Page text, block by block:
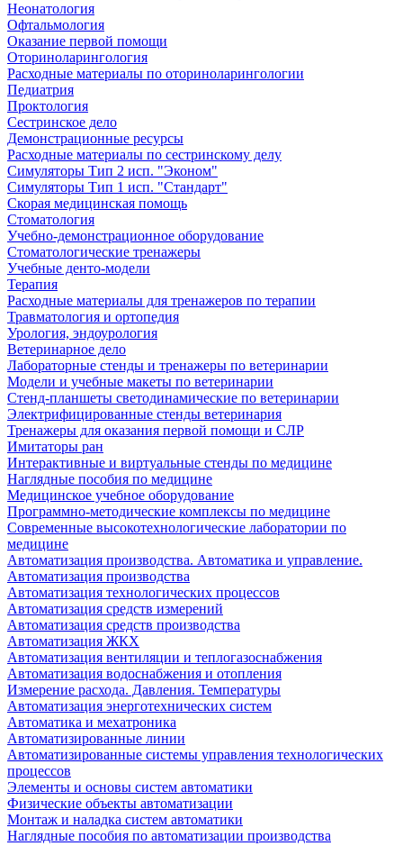
Неонатология
Офтальмология
Оказание первой помощи
Оториноларингология
Расходные материалы по оториноларингологии
Педиатрия
Проктология
Сестринское дело
Демонстрационные ресурсы
Расходные материалы по сестринскому делу
Симуляторы Тип 2 исп. "Эконом"
Симуляторы Тип 1 исп. "Стандарт"
Скорая медицинская помощь
Стоматология
Учебно-демонстрационное оборудование
Стоматологические тренажеры
Учебные денто-модели
Терапия
Расходные материалы для тренажеров по терапии
Травматология и ортопедия
Урология, эндоурология
Ветеринарное дело
Лабораторные стенды и тренажеры по ветеринарии
Модели и учебные макеты по ветеринарии
Стенд-планшеты светодинамические по ветеринарии
Электрифицированные стенды ветеринария
Тренажеры для оказания первой помощи и СЛР
Имитаторы ран
Интерактивные и виртуальные стенды по медицине
Наглядные пособия по медицине
Медицинское учебное оборудование
Программно-методические комплексы по медицине
Современные высокотехнологические лаборатории по
медицине
Автоматизация производства. Автоматика и управление.
Автоматизация производства
Автоматизация технологических процессов
Автоматизация средств измерений
Автоматизация средств производства
Автоматизация ЖКХ
Автоматизация вентиляции и теплогазоснабжения
Автоматизация водоснабжения и отопления
Измерение расхода. Давления. Температуры
Автоматизация энерготехнических систем
Автоматика и мехатроника
Автоматизированные линии
Автоматизированные системы управления технологических
процессов
Элементы и основы систем автоматики
Физические объекты автоматизации
Монтаж и наладка систем автоматики
Наглядные пособия по автоматизации производства